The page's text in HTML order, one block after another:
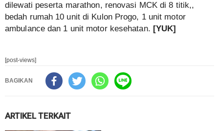
dilewati peserta marathon, renovasi MCK di 8 titik,,
bedah rumah 10 unit di Kulon Progo, 1 unit motor
ambulance dan 1 unit motor kesehatan. [YUK]
[post-views]
BAGIKAN
ARTIKEL TERKAIT